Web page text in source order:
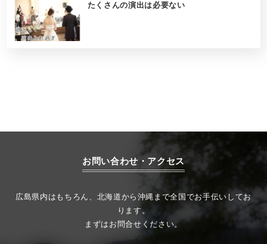
たくさんの演出は必要ない
お問い合わせ・アクセス
広島県内はもちろん、北海道から沖縄まで全国でお手伝いしてお
ります。
まずはお問合せください。